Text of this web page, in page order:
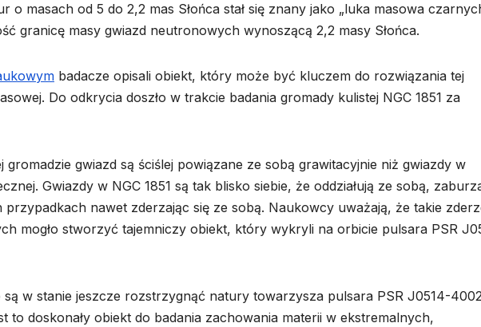
o masach od 5 do 2,2 mas Słońca stał się znany jako „luka masowa
granicę masy gwiazd neutronowych wynoszącą 2,2 masy Słońca.
badacze opisali obiekt, który może być kluczem do rozwiązania tej
Do odkrycia doszło w trakcie badania gromady kulistej NGC 1851 za
gromadzie gwiazd są ściślej powiązane ze sobą grawitacyjnie niż gwiazdy w
Gwiazdy w NGC 1851 są tak blisko siebie, że oddziałują ze sobą,
nawet zderzając się ze sobą. Naukowcy uważają, że takie
mogło stworzyć tajemniczy obiekt, który wykryli na orbicie pulsara PSR
w stanie jeszcze rozstrzygnąć natury towarzysza pulsara PSR J0514-
to doskonały obiekt do badania zachowania materii w ekstremalnych,